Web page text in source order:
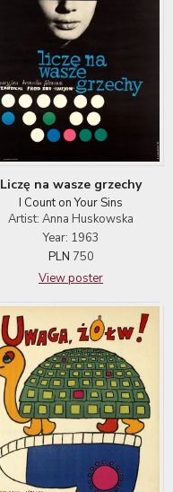
Liczę na wasze grzechy
I Count on Your Sins
Artist: Anna Huskowska
Year: 1963
PLN 750
View poster